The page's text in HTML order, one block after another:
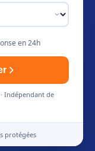
en 24h
Indépendant de
protégées